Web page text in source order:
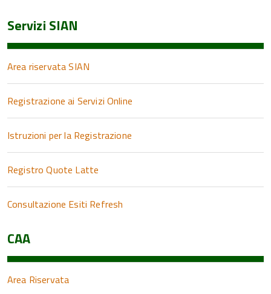
Servizi SIAN
Area riservata SIAN
Registrazione ai Servizi Online
Istruzioni per la Registrazione
Registro Quote Latte
Consultazione Esiti Refresh
CAA
Area Riservata